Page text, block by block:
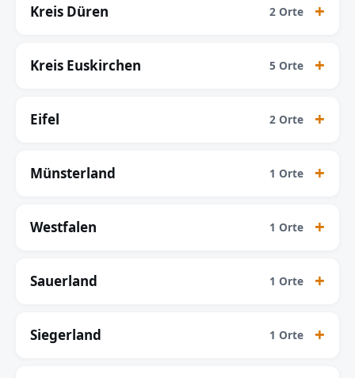
Kreis Düren 2 Orte
Kreis Euskirchen 5 Orte
Eifel 2 Orte
Münsterland 1 Orte
Westfalen 1 Orte
Sauerland 1 Orte
Siegerland 1 Orte